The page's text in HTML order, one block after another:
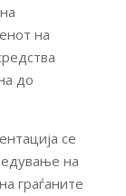
на
до
се
на
граѓаните